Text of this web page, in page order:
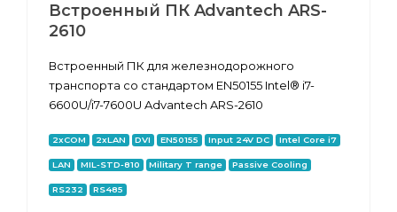
Встроенный ПК Advantech ARS-
2610
Встроенный ПК для железнодорожного
транспорта со стандартом EN50155 Intel® i7-
6600U/i7-7600U Advantech ARS-2610
2xCOM 2xLAN DVI EN50155 Input 24V DC Intel Core i7
LAN MIL-STD-810 Military T range Passive Cooling
RS232 RS485